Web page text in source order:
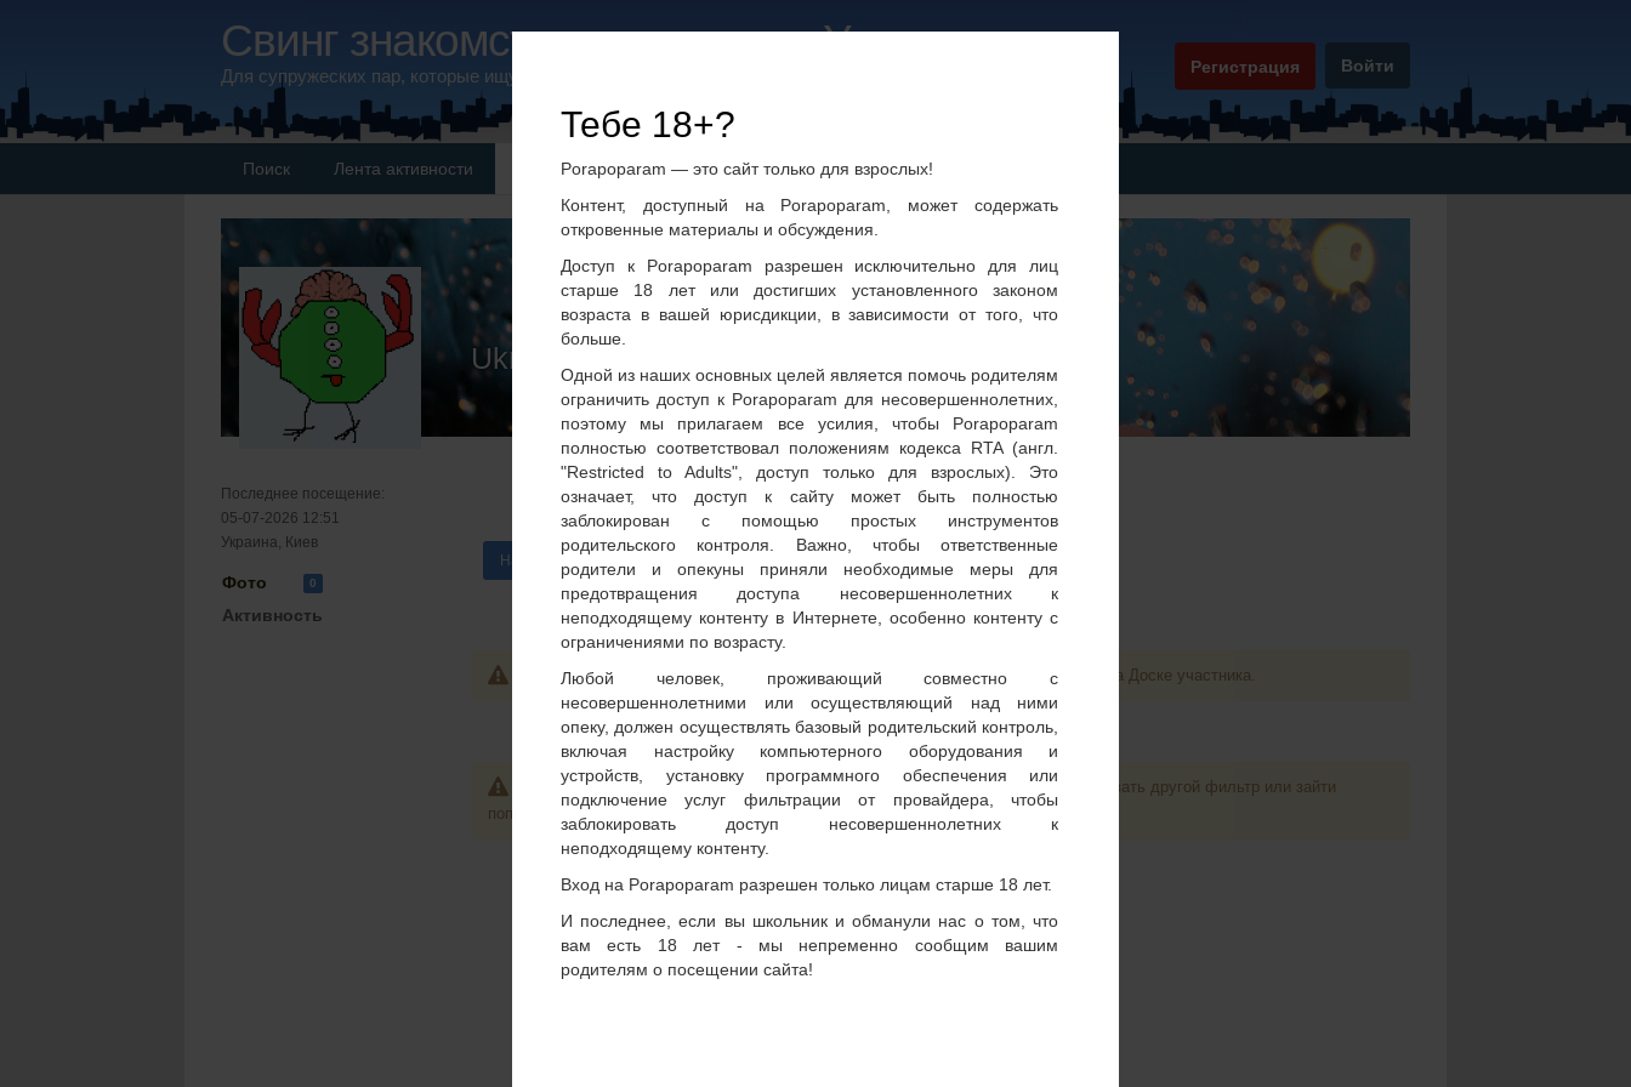
Тебе 18+?
Porapoparam — это сайт только для взрослых!
Контент, доступный на Porapoparam, может содержать
откровенные материалы и обсуждения.
Доступ к Porapoparam разрешен исключительно для лиц
старше 18 лет или достигших установленного законом
возраста в вашей юрисдикции, в зависимости от того, что
больше.
Одной из наших основных целей является помочь родителям
ограничить доступ к Porapoparam для несовершеннолетних,
поэтому мы прилагаем все усилия, чтобы Porapoparam
полностью соответствовал положениям кодекса RTA (англ.
"Restricted to Adults", доступ только для взрослых). Это
означает, что доступ к сайту может быть полностью
заблокирован с помощью простых инструментов
родительского контроля. Важно, чтобы ответственные
родители и опекуны приняли необходимые меры для
предотвращения доступа несовершеннолетних к
неподходящему контенту в Интернете, особенно контенту с
ограничениями по возрасту.
Любой человек, проживающий совместно с
несовершеннолетними или осуществляющий над ними
опеку, должен осуществлять базовый родительский контроль,
включая настройку компьютерного оборудования и
устройств, установку программного обеспечения или
подключение услуг фильтрации от провайдера, чтобы
заблокировать доступ несовершеннолетних к
неподходящему контенту.
Вход на Porapoparam разрешен только лицам старше 18 лет.
И последнее, если вы школьник и обманули нас о том, что
вам есть 18 лет - мы непременно сообщим вашим
родителям о посещении сайта!
Свинг знакомства не только в Украине
Для супружеских пар, которые ищут дружбу и общение Регистрация Войти
Поиск Лента активности Пары Группы по интересам Фото пользователей
Ukraine
Написать сообщение
Последнее посещение:
05-07-2026 12:51
Украина, Киев
Фото 0
Активность
Вам необходимо авторизоваться илиcоздать учетную записьдля публикации на Доске участника.
Извините, но на данный момент нам нечего вам показать. Попробуйте использовать другой фильтр или зайти
попозже.